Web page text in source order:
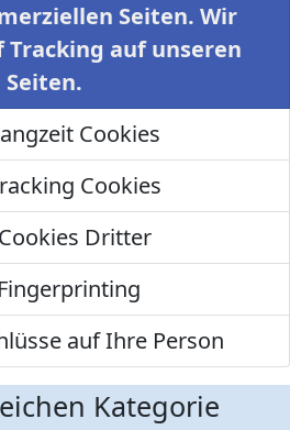
Seiten. Wir
auf unseren
Seiten.
Cookies
Cookies
Dritter
auf Ihre Person
Kategorie